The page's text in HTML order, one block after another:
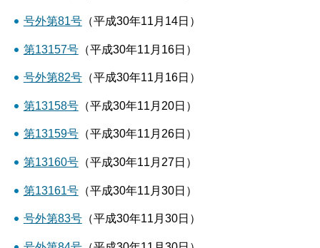
号外第81号（平成30年11月14日）
第13157号（平成30年11月16日）
号外第82号（平成30年11月16日）
第13158号（平成30年11月20日）
第13159号（平成30年11月26日）
第13160号（平成30年11月27日）
第13161号（平成30年11月30日）
号外第83号（平成30年11月30日）